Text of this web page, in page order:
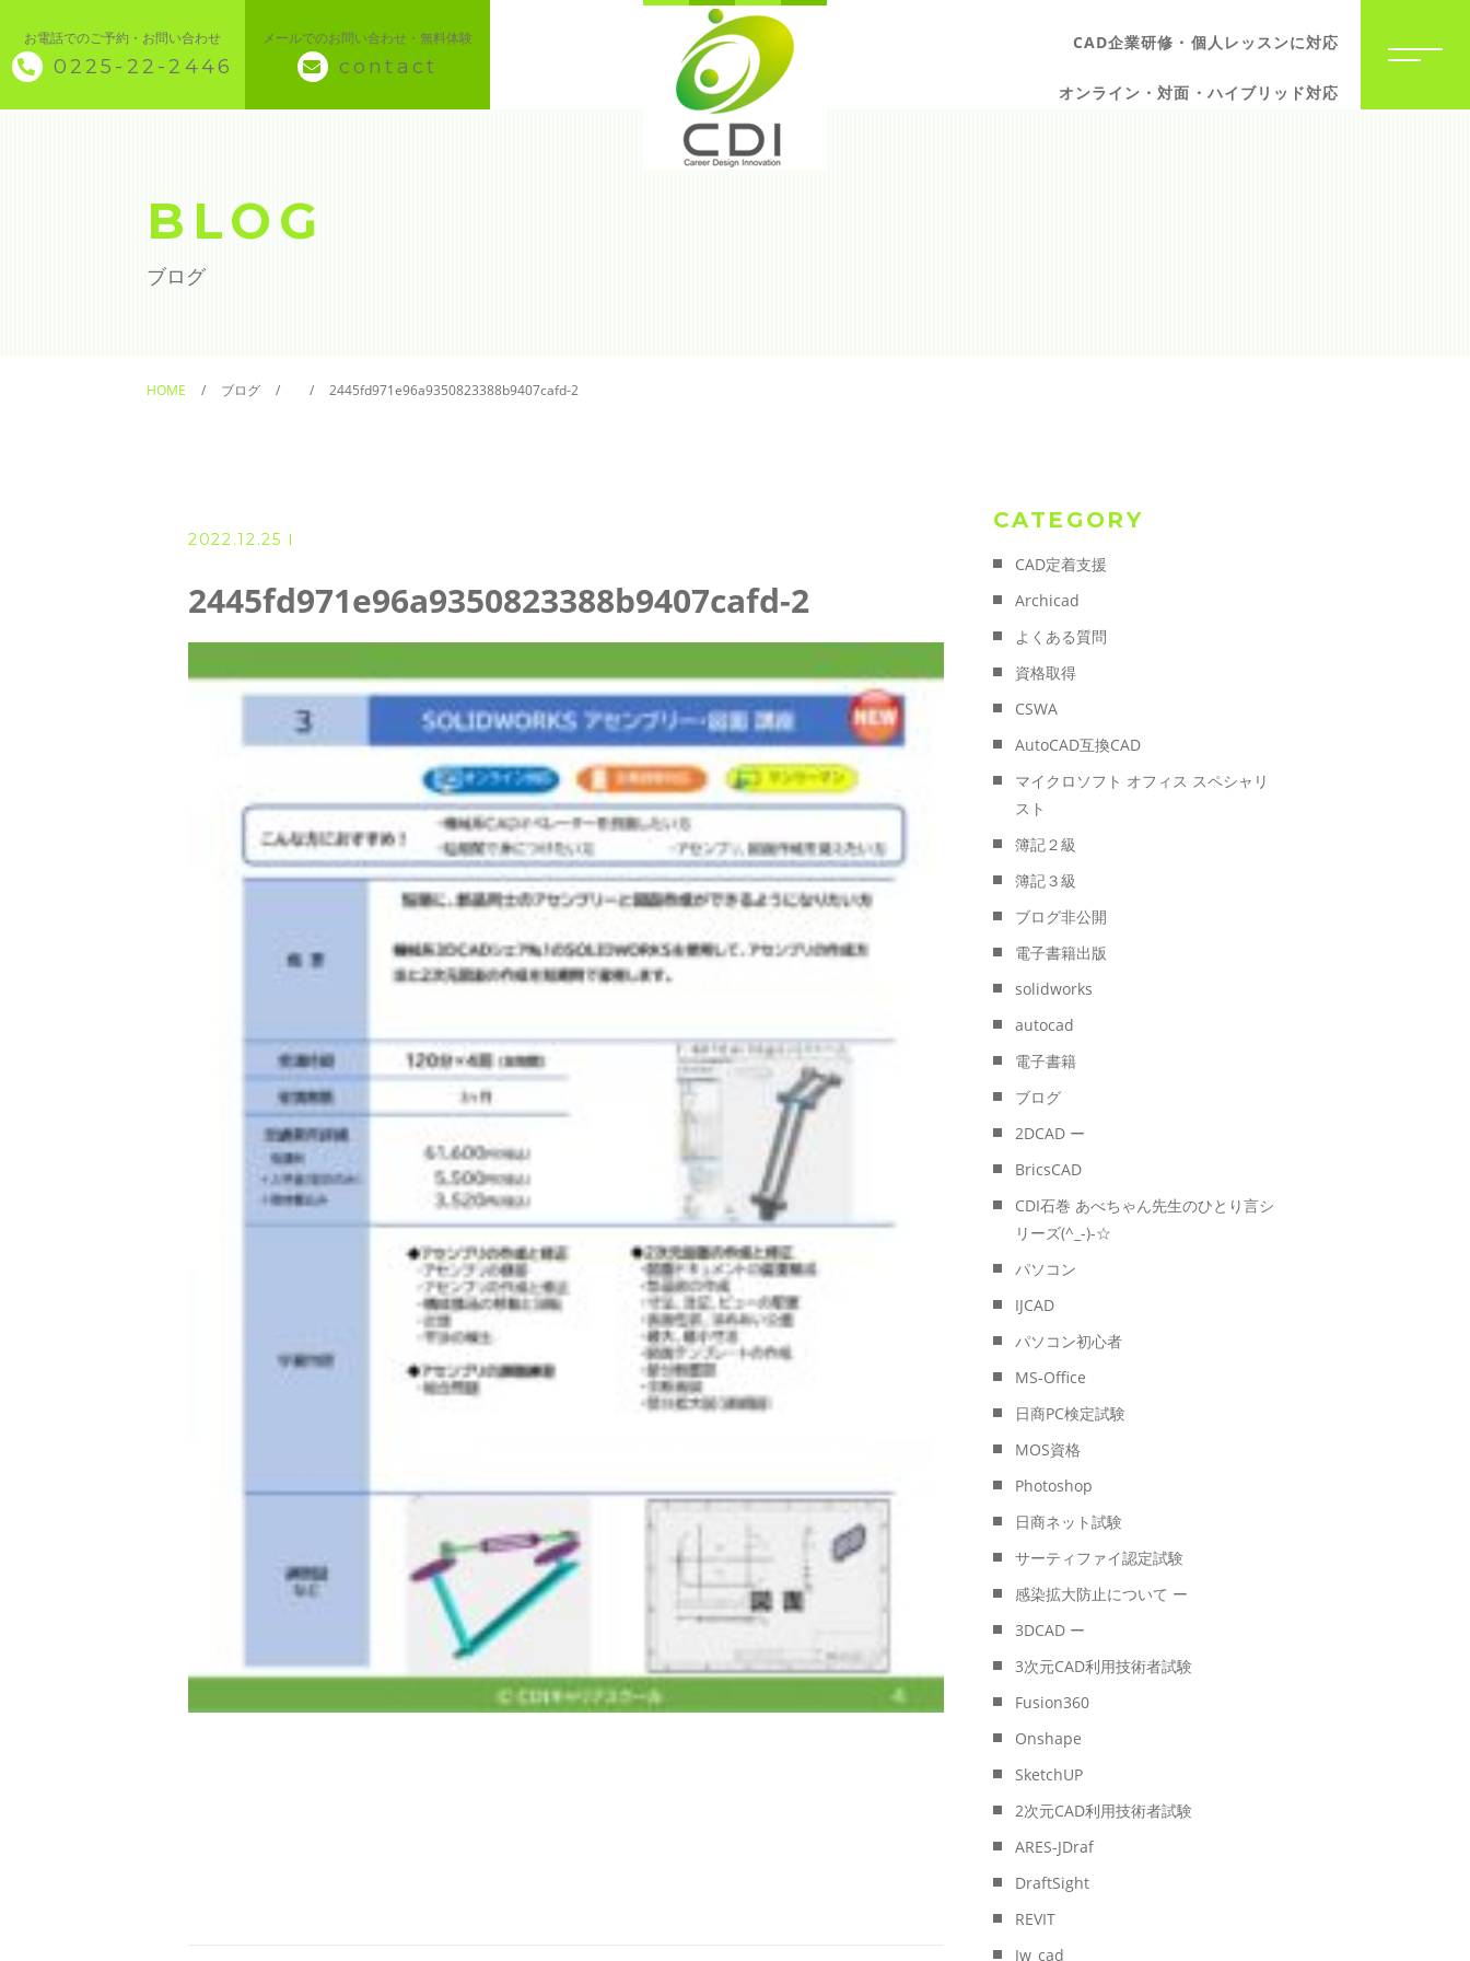
お電話でのご予約・お問い合わせ
0225-22-2446
メールでのお問い合わせ・無料体験
contact
CAD企業研修・個人レッスンに対応
オンライン・対面・ハイブリッド対応
◇ トップページ
◆ CAD・BIM
◆ オンラインによる授業／体験
◇ 書籍出版
◇ Youtubeチャンネル・ライブ配信
◇ お客様の声
◇ アクセス
BLOG
ブログ
HOME ブログ 2445fd971e96a9350823388b9407cafd-2
2022.12.25
2445fd971e96a9350823388b9407cafd-2
CATEGORY
CAD定着支援
Archicad
よくある質問
資格取得
CSWA
AutoCAD互換CAD
マイクロソフト オフィス スペシャリ
スト
簿記２級
簿記３級
ブログ非公開
電子書籍出版
solidworks
autocad
電子書籍
ブログ
2DCAD ー
BricsCAD
CDI石巻 あべちゃん先生のひとり言シ
リーズ(^_-)-☆
パソコン
IJCAD
パソコン初心者
MS-Office
日商PC検定試験
MOS資格
Photoshop
日商ネット試験
サーティファイ認定試験
感染拡大防止について ー
3DCAD ー
3次元CAD利用技術者試験
Fusion360
Onshape
SketchUP
2次元CAD利用技術者試験
ARES-JDraf
DraftSight
REVIT
Jw_cad